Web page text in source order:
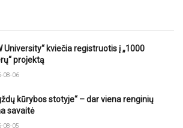
University“ kviečia registruotis į „1000
projektą
08-06
kūrybos stotyje“ – dar viena renginių
savaitė
08-05